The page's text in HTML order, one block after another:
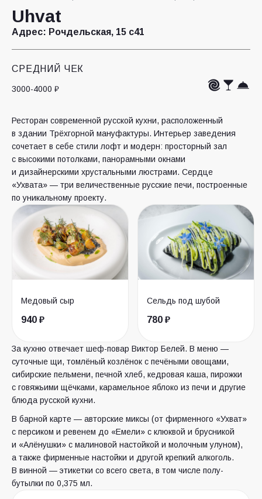
Uhvat
Адрес: Рочдельская, 15 с41
СРЕДНИЙ ЧЕК
3000-4000 ₽
Ресторан современной русской кухни, расположенный
в здании Трёхгорной мануфактуры. Интерьер заведения
сочетает в себе стили лофт и модерн: просторный зал
с высокими потолками, панорамными окнами
и дизайнерскими хрустальными люстрами. Сердце
«Ухвата» — три величественные русские печи, построенные
по уникальному проекту.
Медовый сыр
940 ₽
Сельдь под шубой
780 ₽
За кухню отвечает шеф-повар Виктор Белей. В меню —
суточные щи, томлёный козлёнок с печёными овощами,
сибирские пельмени, печной хлеб, кедровая каша, пирожки
с говяжьими щёчками, карамельное яблоко из печи и другие
блюда русской кухни.
В барной карте — авторские миксы (от фирменного «Ухват»
с персиком и ревенем до «Емели» с клюквой и брусникой
и «Алёнушки» с малиновой настойкой и молочным улуном),
а также фирменные настойки и другой крепкий алкоголь.
В винной — этикетки со всего света, в том числе полу-
бутылки по 0,375 мл.